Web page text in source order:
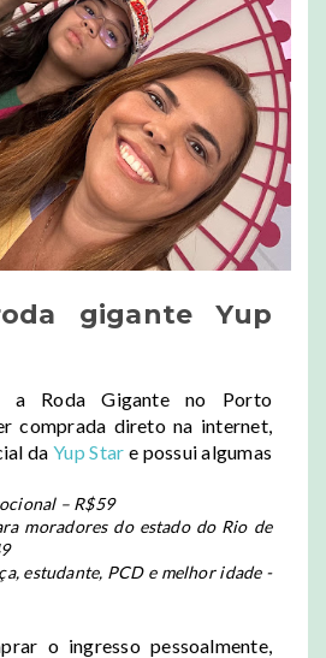
gigante Yup
a Roda Gigante no Porto
comprada direto na internet,
da Yup Star e possui algumas
– R$59
moradores do estado do Rio de
estudante, PCD e melhor idade -
o ingresso pessoalmente,